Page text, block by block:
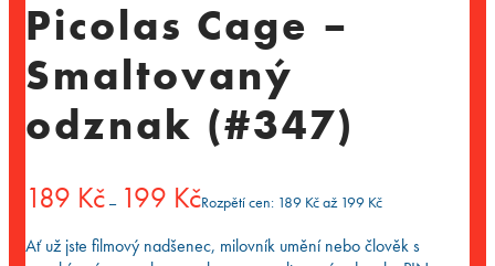
Picolas Cage –
Smaltovaný
odznak (#347)
189 Kč – 199 KčRozpětí cen: 189 Kč až 199 Kč
Ať už jste filmový nadšenec, milovník umění nebo člověk s